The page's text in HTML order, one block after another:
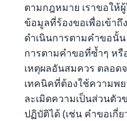
ตามกฎหมาย เราขอให้
ข้อมูลที่ร้องขอเพื่อเข้า
ดำเนินการตามคำขอนั้น
การตามคำขอที่ซ้ำๆ ห
เหตุผลอันสมควร ตลอด
เทคนิคที่ต้องใช้ความพ
ละเมิดความเป็นส่วนตั
ปฏิบัติได้ (เช่น คำขอเกี่